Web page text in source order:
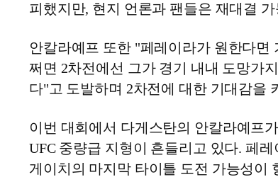
피했지만, 현지 언론과 팬들은 재대결
안칼라예프 또한 "페레이라가 원한다면
쩌면 2차전에선 그가 경기 내내 도망가
다"고 도발하며 2차전에 대한 기대감을
이번 대회에서 다게스탄의 안칼라예프
UFC 중량급 지형이 흔들리고 있다. 페
게이치의 마지막 타이틀 도전 가능성이